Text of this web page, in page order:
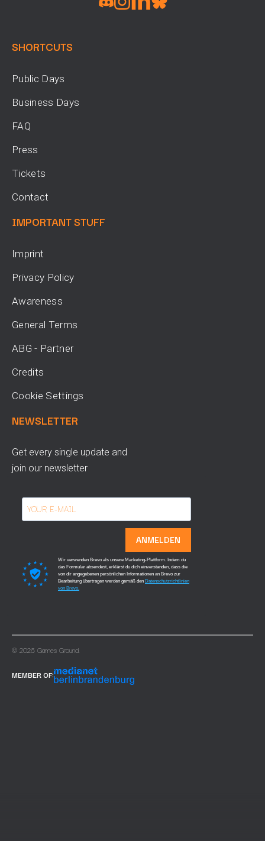
SHORTCUTS
Public Days
Business Days
FAQ
Press
Tickets
Contact
IMPORTANT STUFF
Imprint
Privacy Policy
Awareness
General Terms
ABG - Partner
Credits
Cookie Settings
NEWSLETTER
Get every single update and
join our newsletter
ANMELDEN
Wir verwenden Brevo als unsere Marketing-Plattform. Indem du
das Formular absendest, erklärst du dich einverstanden, dass die
von dir angegebenen persönlichen Informationen an Brevo zur
Bearbeitung übertragen werden gemäß den Datenschutzrichtlinien
von Brevo.
© 2026 Games Ground.
MEMBER OF: